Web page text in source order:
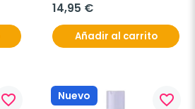
14,95 €
Añadir al carrito
favorite_border Nuevo favorite_border